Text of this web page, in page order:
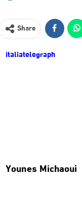
Share
italiatelegraph
Younes Michaoui